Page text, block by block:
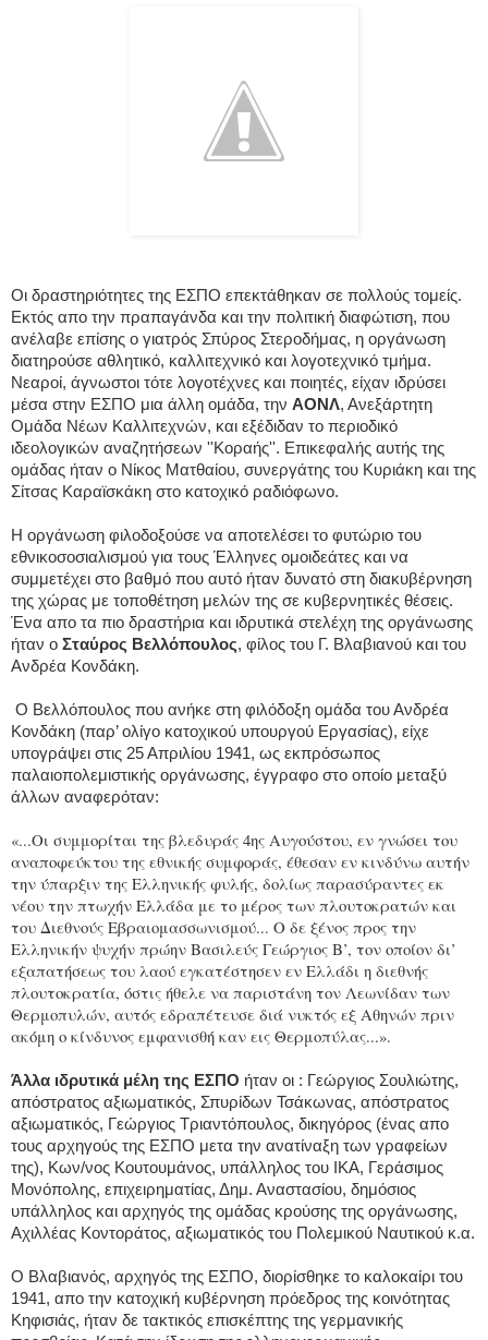
Οι δραστηριότητες της ΕΣΠΟ επεκτάθηκαν σε πολλούς τομείς.
Εκτός απο την πραπαγάνδα και την πολιτική διαφώτιση, που
ανέλαβε επίσης ο γιατρός Σπύρος Στεροδήμας, η οργάνωση
διατηρούσε αθλητικό, καλλιτεχνικό και λογοτεχνικό τμήμα.
Νεαροί, άγνωστοι τότε λογοτέχνες και ποιητές, είχαν ιδρύσει
μέσα στην ΕΣΠΟ μια άλλη ομάδα, την ΑΟΝΛ, Ανεξάρτητη
Ομάδα Νέων Καλλιτεχνών, και εξέδιδαν το περιοδικό
ιδεολογικών αναζητήσεων ''Κοραής''. Επικεφαλής αυτής της
ομάδας ήταν ο Νίκος Ματθαίου, συνεργάτης του Κυριάκη και της
Σίτσας Καραϊσκάκη στο κατοχικό ραδιόφωνο.
Η οργάνωση φιλοδοξούσε να αποτελέσει το φυτώριο του
εθνικοσοσιαλισμού για τους Έλληνες ομοιδεάτες και να
συμμετέχει στο βαθμό που αυτό ήταν δυνατό στη διακυβέρνηση
της χώρας με τοποθέτηση μελών της σε κυβερνητικές θέσεις.
Ένα απο τα πιο δραστήρια και ιδρυτικά στελέχη της οργάνωσης
ήταν ο Σταύρος Βελλόπουλος, φίλος του Γ. Βλαβιανού και του
Ανδρέα Κονδάκη.
Ο Βελλόπουλος που ανήκε στη φιλόδοξη ομάδα του Ανδρέα
Κονδάκη (παρ’ ολίγο κατοχικού υπουργού Εργασίας), είχε
υπογράψει στις 25 Απριλίου 1941, ως εκπρόσωπος
παλαιοπολεμιστικής οργάνωσης, έγγραφο στο οποίο μεταξύ
άλλων αναφερόταν:
«...Οι συμμορίται της βλεδυράς 4ης Αυγούστου, εν γνώσει του
αναποφεύκτου της εθνικής συμφοράς, έθεσαν εν κινδύνω αυτήν
την ύπαρξιν της Ελληνικής φυλής, δολίως παρασύραντες εκ
νέου την πτωχήν Ελλάδα με το μέρος των πλουτοκρατών και
του Διεθνούς Εβραιομασσωνισμού... Ο δε ξένος προς την
Ελληνικήν ψυχήν πρώην Βασιλεύς Γεώργιος Β’, τον οποίον δι’
εξαπατήσεως του λαού εγκατέστησεν εν Ελλάδι η διεθνής
πλουτοκρατία, όστις ήθελε να παριστάνη τον Λεωνίδαν των
Θερμοπυλών, αυτός εδραπέτευσε διά νυκτός εξ Αθηνών πριν
ακόμη ο κίνδυνος εμφανισθή καν εις Θερμοπύλας...».
Άλλα ιδρυτικά μέλη της ΕΣΠΟ ήταν οι : Γεώργιος Σουλιώτης,
απόστρατος αξιωματικός, Σπυρίδων Τσάκωνας, απόστρατος
αξιωματικός, Γεώργιος Τριαντόπουλος, δικηγόρος (ένας απο
τους αρχηγούς της ΕΣΠΟ μετα την ανατίναξη των γραφείων
της), Κων/νος Κουτουμάνος, υπάλληλος του ΙΚΑ, Γεράσιμος
Μονόπολης, επιχειρηματίας, Δημ. Αναστασίου, δημόσιος
υπάλληλος και αρχηγός της ομάδας κρούσης της οργάνωσης,
Αχιλλέας Κοντοράτος, αξιωματικός του Πολεμικού Ναυτικού κ.α.
Ο Βλαβιανός, αρχηγός της ΕΣΠΟ, διορίσθηκε το καλοκαίρι του
1941, απο την κατοχική κυβέρνηση πρόεδρος της κοινότητας
Κηφισιάς, ήταν δε τακτικός επισκέπτης της γερμανικής